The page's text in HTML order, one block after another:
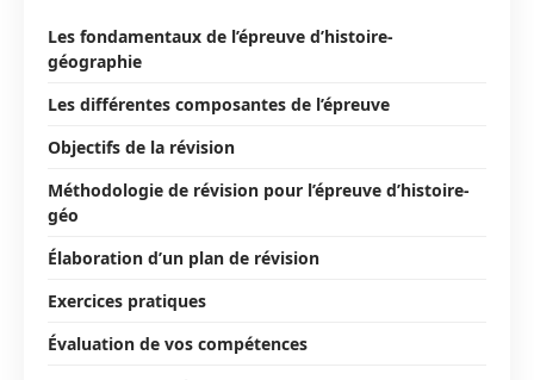
Les fondamentaux de l’épreuve d’histoire-
géographie
Les différentes composantes de l’épreuve
Objectifs de la révision
Méthodologie de révision pour l’épreuve d’histoire-
géo
Élaboration d’un plan de révision
Exercices pratiques
Évaluation de vos compétences